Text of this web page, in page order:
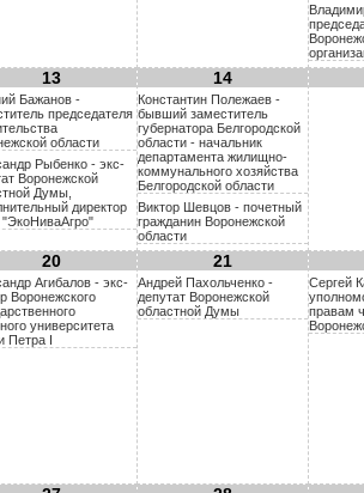
13
Бажанов -
председателя
области
Рыбенко - экс-
Воронежской
Думы,
директор
14
Константин Полежаев -
бывший заместитель
губернатора Белгородской
области - начальник
департамента жилищно-
коммунального хозяйства
Белгородской области
Виктор Шевцов - почетный
гражданин Воронежской
области
20
Агибалов - экс-
Воронежского
университета
Петра I
21
Андрей Пахольченко -
депутат Воронежской
областной Думы
Сергей
правам